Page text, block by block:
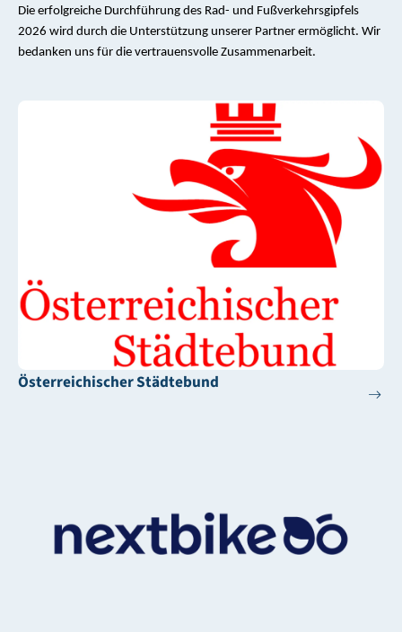
Die erfolgreiche Durchführung des Rad- und Fußverkehrsgipfels
2026 wird durch die Unterstützung unserer Partner ermöglicht. Wir
bedanken uns für die vertrauensvolle Zusammenarbeit.
Österreichischer Städtebund